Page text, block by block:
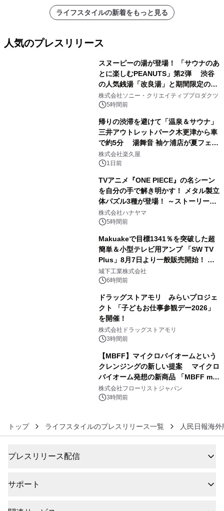
ライフスタイルの新着をもっと見る
人気のプレスリリース
スヌーピーの湯が登場！ 「サウナのあ
とに楽しむPEANUTS」第2弾 渋谷
の人気銭湯「改良湯」と期間限定のコ
ラボレーション サウナイキタイコラ
ボグッズも発売決定！
株式会社ソニー・クリエイティブプロダクツ
5時間前
帰りの渋滞を避けて「温泉＆サウナ」
三井アウトレットパーク木更津から車
で約5分 湯舞音 袖ケ浦店が夏フェア
メニューを提供
株式会社楽久屋
1日前
TVアニメ『ONE PIECE』の名シーン
を自分の手で解き明かす！ メタル製立
体パズル3種が登場！ ～ストーリーと
ギミックが融合した 大人の体験型パズ
ルが8月7日(金)12時より先行予約受付
株式会社ハナヤマ
5時間前
Makuakeで目標1341％を突破した超
簡単＆小型テレビ用アンプ 「SW TV
Plus」8月7日より一般販売開始！ ケ
ーブル1本つなぐだけ、テレビの音が
ぐっと豊かに
城下工業株式会社
6時間前
ドラッグストアモリ みらいプロジェ
クト 「子どもお仕事参観デー2026」
を開催！
株式会社ドラッグストアモリ
3時間前
【MBFF】マイクロバイオームという
クレンジングの新しい提案 マイクロ
バイオーム発想の新商品 「MBFF mb
クレンジングPRO」を2026年8月6日
発売
株式会社フローリストジャパン
3時間前
トップ ライフスタイルのプレスリリース一覧 人民日報海
プレスリリース配信
サポート